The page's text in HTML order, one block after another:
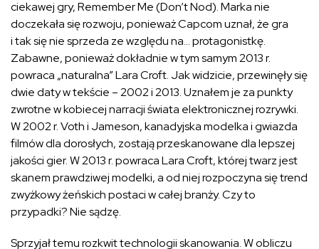
ciekawej gry, Remember Me (Don’t Nod). Marka nie
doczekała się rozwoju, ponieważ Capcom uznał, że gra
i tak się nie sprzeda ze względu na… protagonistkę.
Zabawne, ponieważ dokładnie w tym samym 2013 r.
powraca „naturalna” Lara Croft. Jak widzicie, przewinęły się
dwie daty w tekście – 2002 i 2013. Uznałem je za punkty
zwrotne w kobiecej narracji świata elektronicznej rozrywki.
W 2002 r. Voth i Jameson, kanadyjska modelka i gwiazda
filmów dla dorosłych, zostają przeskanowane dla lepszej
jakości gier. W 2013 r. powraca Lara Croft, której twarz jest
skanem prawdziwej modelki, a od niej rozpoczyna się trend
zwyżkowy żeńskich postaci w całej branży. Czy to
przypadki? Nie sądzę.
Sprzyjał temu rozkwit technologii skanowania. W obliczu